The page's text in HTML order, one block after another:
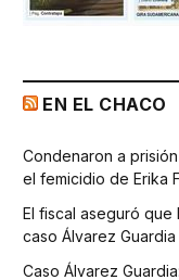
EN EL CHACO
Condenaron a
el femicidio de Erika
El fiscal aseguró
caso Álvarez Guardia
Caso Álvarez